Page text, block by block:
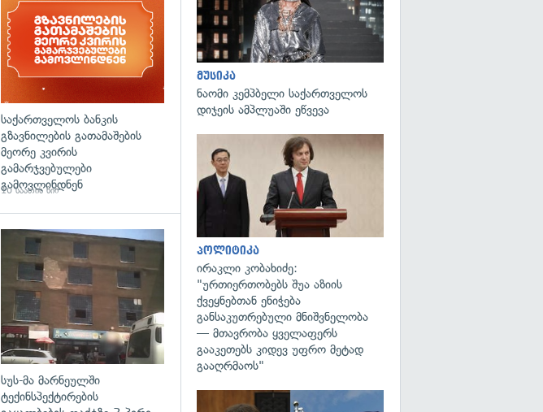
საქართველოს ბანკის
გზავნილების გათამაშების
მეორე კვირის
გამარჯვებულები
გამოვლინდნენ
10 საათის წინ
გადახედვა
სუს-მა მარნეულში
ტექინსპექტირების
მუსიკა
ნაომი კემპბელი საქართველოს
დიჯეის ამპლუაში ეწვევა
პოლიტიკა
ირაკლი კობახიძე:
"ურთიერთობებს შუა აზიის
ქვეყნებთან ენიჭება
განსაკუთრებული მნიშვნელობა
— მთავრობა ყველაფერს
გააკეთებს კიდევ უფრო მეტად
გააღრმაოს"